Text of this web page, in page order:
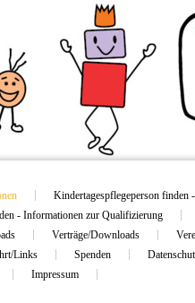
Kindertagespflegeperson finden
- Informationen zur Qualifizierung
Verträge/Downloads
Links Spenden
Impressum